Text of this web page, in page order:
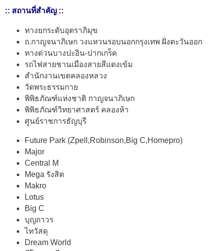
:: สถานที่สำคัญ ::
ทางยกระดับอุตราภิมุข
ถ.กาญจนาภิเษก วงแหวนรอบนอกกรุงเทพ ฝั่งตะวันออก
ทางด่วนบางปะอิน-ปากเกร็ด
รถไฟสายชานเมืองสายสีแดงเข้ม
สำนักงานเขตคลองหลวง
วัดพระธรรมกาย
พิพิธภัณฑ์แห่งชาติ กาญจนาภิเษก
พิพิธภัณฑ์วิทยาศาสตร์ คลองห้า
ศูนย์ราชการธัญบุรี
Future Park (Zpell,Robinson,Big C,Homepro)
Major
Central M
Mega รังสิต
Makro
Lotus
Big C
บุญถาวร
ไทวัสดุ
Dream World